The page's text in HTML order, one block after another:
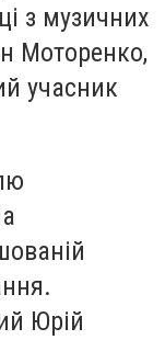
з музичних
Моторенко,
учасник
Юрій